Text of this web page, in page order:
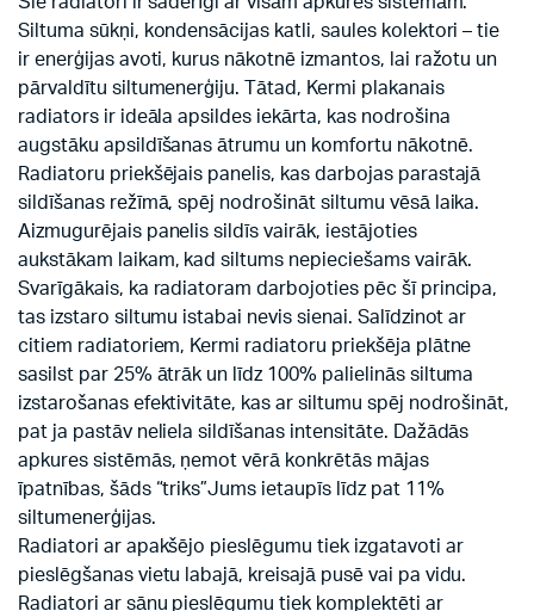
Siltuma sūkņi, kondensācijas katli, saules kolektori – tie
ir enerģijas avoti, kurus nākotnē izmantos, lai ražotu un
pārvaldītu siltumenerģiju. Tātad, Kermi plakanais
radiators ir ideāla apsildes iekārta, kas nodrošina
augstāku apsildīšanas ātrumu un komfortu nākotnē.
Radiatoru priekšējais panelis, kas darbojas parastajā
sildīšanas režīmā, spēj nodrošināt siltumu vēsā laika.
Aizmugurējais panelis sildīs vairāk, iestājoties
aukstākam laikam, kad siltums nepieciešams vairāk.
Svarīgākais, ka radiatoram darbojoties pēc šī principa,
tas izstaro siltumu istabai nevis sienai. Salīdzinot ar
citiem radiatoriem, Kermi radiatoru priekšēja plātne
sasilst par 25% ātrāk un līdz 100% palielinās siltuma
izstarošanas efektivitāte, kas ar siltumu spēj nodrošināt,
pat ja pastāv neliela sildīšanas intensitāte. Dažādās
apkures sistēmās, ņemot vērā konkrētās mājas
īpatnības, šāds “triks”Jums ietaupīs līdz pat 11%
siltumenerģijas.
Radiatori ar apakšējo pieslēgumu tiek izgatavoti ar
pieslēgšanas vietu labajā, kreisajā pusē vai pa vidu.
Radiatori ar sānu pieslēgumu tiek komplektēti ar